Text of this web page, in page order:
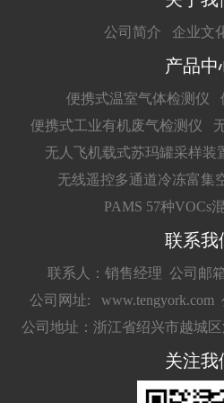
公司简介 企业文
产品中
便携式温室气体检测仪
便携式工业有机废气检测仪
无人飞机载式苏玛罐采样装
无线遥控多通道冷冻富集
PAMS 57种VOCs
联系我
联系人：销售经理 公司邮
公司网址: www.tengyork.com
公司地址：浙江省绍兴市越城
关注我